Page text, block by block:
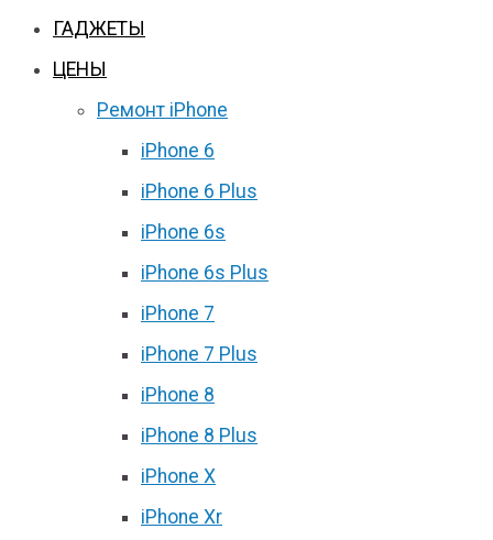
ГАДЖЕТЫ
ЦЕНЫ
Ремонт iPhone
iPhone 6
iPhone 6 Plus
iPhone 6s
iPhone 6s Plus
iPhone 7
iPhone 7 Plus
iPhone 8
iPhone 8 Plus
iPhone X
iPhone Xr